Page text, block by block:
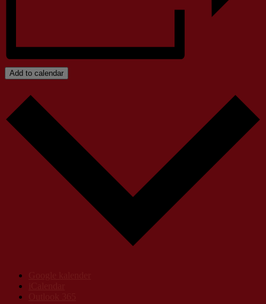
Add to calendar